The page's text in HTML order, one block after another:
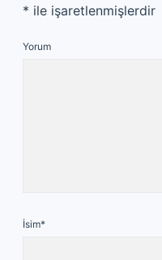
* ile işaretlenmişlerdir
Yorum
İsim*